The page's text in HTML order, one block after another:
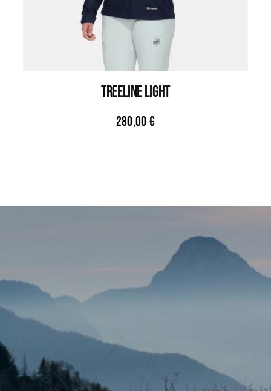
TREELINE LIGHT
280,00 €